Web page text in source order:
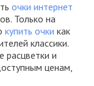
очки интернет
Только на
купить очки как
классики.
расцветки и
ценам,